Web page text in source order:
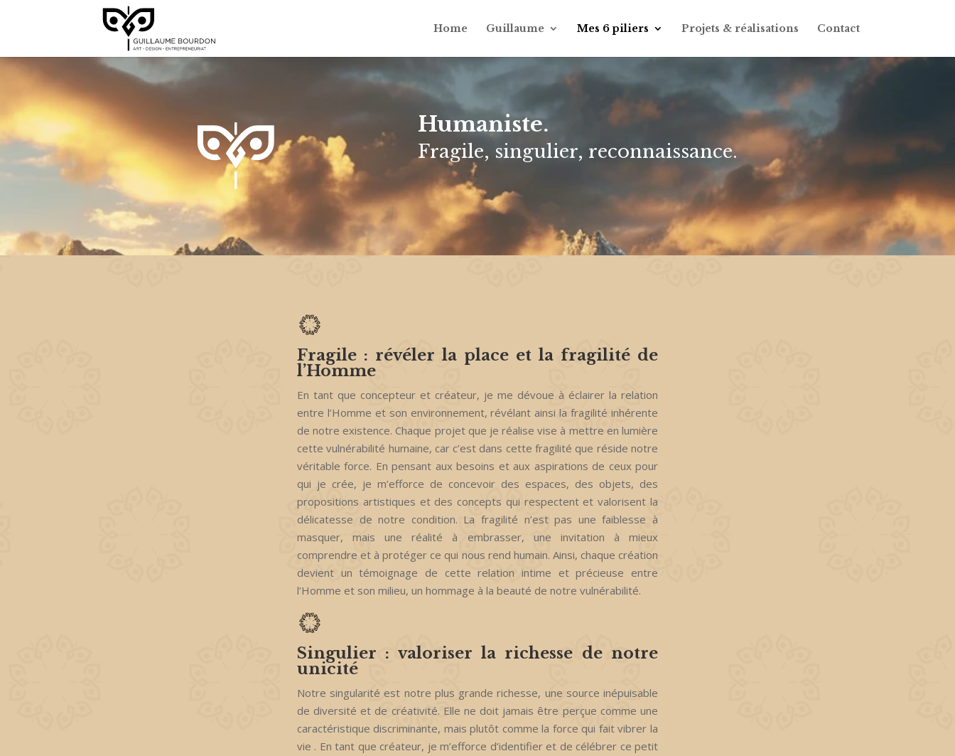
Home Guillaume Mes 6 piliers Projets & réalisations Contact
Humaniste.
Fragile, singulier, reconnaissance.
Fragile : révéler la place et la fragilité de
l’Homme
En tant que concepteur et créateur, je me dévoue à éclairer la relation
entre l’Homme et son environnement, révélant ainsi la fragilité inhérente
de notre existence. Chaque projet que je réalise vise à mettre en lumière
cette vulnérabilité humaine, car c’est dans cette fragilité que réside notre
véritable force. En pensant aux besoins et aux aspirations de ceux pour
qui je crée, je m’efforce de concevoir des espaces, des objets, des
propositions artistiques et des concepts qui respectent et valorisent la
délicatesse de notre condition. La fragilité n’est pas une faiblesse à
masquer, mais une réalité à embrasser, une invitation à mieux
comprendre et à protéger ce qui nous rend humain. Ainsi, chaque création
devient un témoignage de cette relation intime et précieuse entre
l’Homme et son milieu, un hommage à la beauté de notre vulnérabilité.
Singulier : valoriser la richesse de notre
unicité
Notre singularité est notre plus grande richesse, une source inépuisable
de diversité et de créativité. Elle ne doit jamais être perçue comme une
caractéristique discriminante, mais plutôt comme la force qui fait vibrer la
vie . En tant que créateur, je m’efforce d’identifier et de célébrer ce petit